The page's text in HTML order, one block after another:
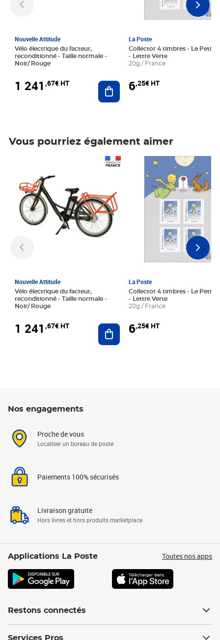
Nouvelle Attitude
Vélo électrique du facteur,
reconditionné - Taille normale -
Noir/ Rouge
1 241 ,67€ HT Ajouter au panier
La Poste
Collector 4 timbres - Le Petit
- Lettre Verte
20g / France
6,25€ HT
Vous pourriez également aimer
Nouvelle Attitude
Vélo électrique du facteur,
reconditionné - Taille normale -
Noir/ Rouge
1 241 ,67€ HT Ajouter au panier
La Poste
Collector 4 timbres - Le Petit
- Lettre Verte
20g / France
6,25€ HT
Prix 6,25€ HT
Nos engagements
Proche de vous
Localiser un bureau de poste
Paiements 100% sécurisés
Livraison gratuite
Hors livres et hors produits marketplace
Applications La Poste Toutes nos apps
Restons connectés
Services Pros